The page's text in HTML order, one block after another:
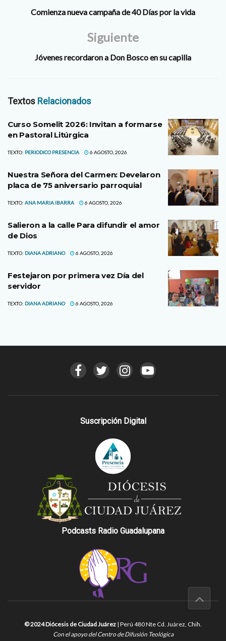
Comienza nueva campaña de 40 Días por la vida
Siguiente
Jóvenes recordaron a Don Bosco en su capilla
Textos Relacionados
Curso Somelit 2026: Invitan a formarse
en Pastoral Litúrgica
TEXTO: PERIODICO PRESENCIA 6 AGOSTO, 2026
Nuestra Señora del Carmen: Develaron
placa de 75 aniversario parroquial
TEXTO: ANA MARIA IBARRA 6 AGOSTO, 2026
Salieron a la calle Para difundir el amor
de Dios
TEXTO: DIANA ADRIANO 6 AGOSTO, 2026
Festejaron por primera vez Día del
servidor
TEXTO: DIANA ADRIANO 6 AGOSTO, 2026
Suscripción Digital
Podcasts Radio Guadalupana
© 2024 Diócesis de Ciudad Juárez | Perú 480 Nte Cd. Juárez, Chih.
Con el apoyo del Centro de Difusión Teológica